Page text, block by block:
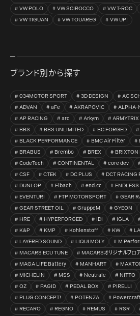
VW POLO
VW SCIROCCO VW T-ROC
VW TIGUAN
VW TOUAREG VW UP!
ブランド別から探す
034MOTOR SPORT 3D DESIGN AC
ADVAN
aFe AKRAPOVIC ALPHA-
AP RACING
arc Arkym ARMYTRIX
BBS
BBS UNLIMITED BC FORGED
BLACK PERFORMANCE
BMC Air Filter
BRABUS
Brembo BREX BRIXTON
CodeTech
CONTINENTAL core dev
CSF
CTEK DC PLUS DCT RACING
DUNLOP
Eibach end.㏄ ENDLESS
EVENTURI
FTP MOTORSPORT
GEAR
GEAR STREET OIL
GruppeM GYEON
HRE
HYPERFORGED IDI IGLA
K&P
KMP Kohlenstoff KW
LAYERED SOUND
LIQUI MOLY
M
MACARS ECU TUNE
MACARSオリジナルフロ
MAGA LIFE Battery
MANHART
MICHELIN
MSS Neutrale NITTO
OZ
PAGID PEDAL BOX PIRELLI
PLUG CONCEPT!
POTENZA
RECARO
REGNO REMUS RSR